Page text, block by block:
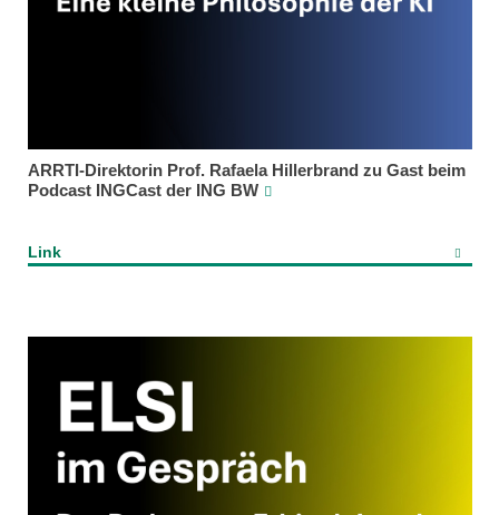
ARRTI-Direktorin Prof. Rafaela Hillerbrand zu Gast beim
Podcast INGCast der ING BW
Link